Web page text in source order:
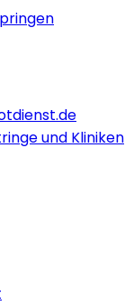
und Kliniken